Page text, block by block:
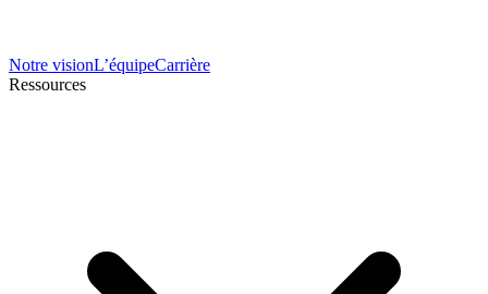
Notre visionL’équipeCarrière
Ressources